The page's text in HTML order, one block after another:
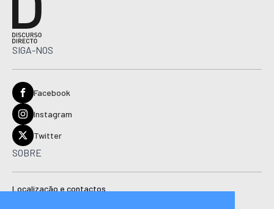
SIGA-NOS
Facebook
Instagram
Twitter
SOBRE
Localização e contactos